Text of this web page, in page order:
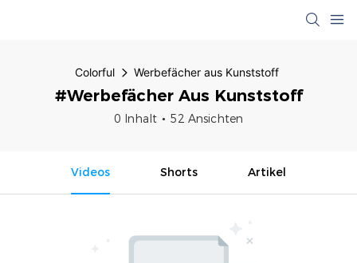
Colorful Werbefächer aus Kunststoff
#Werbefächer Aus Kunststoff
0 Inhalt 52 Ansichten
Videos Shorts Artikel